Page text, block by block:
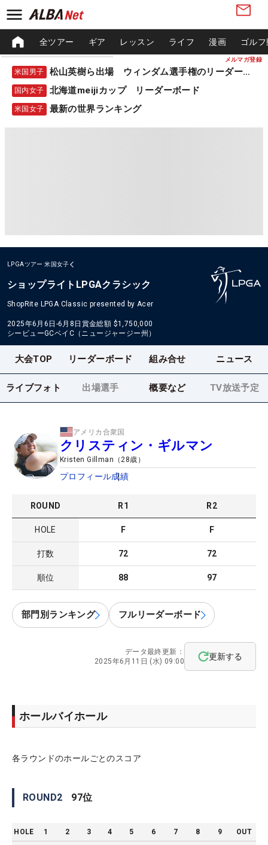
メルマガ登録
全ツアー ギア レッスン ライフ 漫画 ゴル
米国男子 松山英樹ら出場 ウィンダム選手権のリーダーボード
国内女子 北海道meijiカップ リーダーボード
米国女子 最新の世界ランキング
LPGAツアー 米国女子
ショップライトLPGAクラシック
ShopRite LPGA Classic presented by Acer
2025年6月6日-6月8日 賞金総額 $1,750,000
シービューGCベイC（ニュージャージー州）
大会TOP リーダーボード 組み合せ ニュース
ライブフォト 出場選手 概要など TV放送予定
アメリカ合衆国
クリスティン・ギルマン
Kristen Gillman （28歳）
プロフィール成績
ROUND R1 R2
HOLE F F
打数 72 72
順位 88 97
部門別ランキング フルリーダーボード
データ最終更新：
2025年6月11日 (水) 09:00
更新する
ホールバイホール
各ラウンドのホールごとのスコア
ROUND2 97位
HOLE 1 2 3 4 5 6 7 8 9 OUT